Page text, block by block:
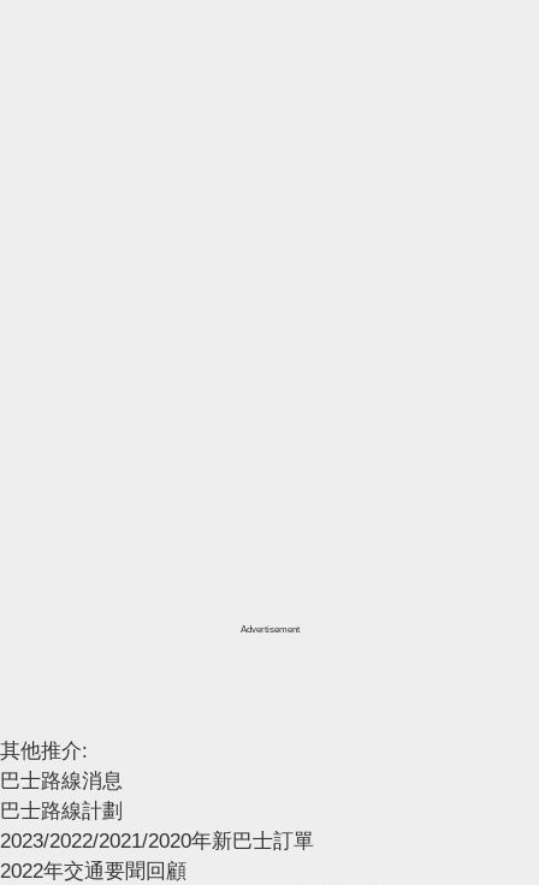
Advertisement
其他推介:
巴士路線消息
巴士路線計劃
2023/2022/2021/2020年新巴士訂單
2022年交通要聞回顧